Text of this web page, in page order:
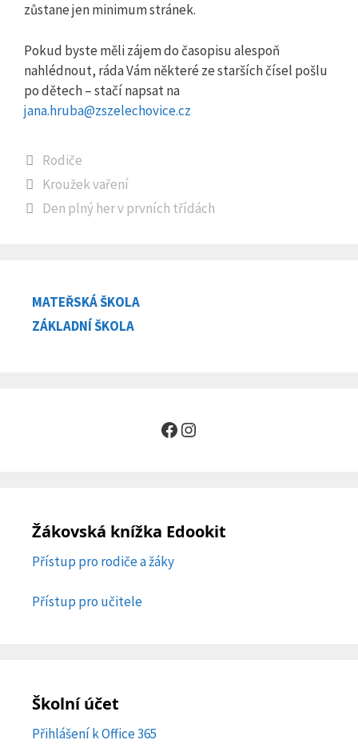
zůstane jen minimum stránek.
Pokud byste měli zájem do časopisu alespoň
nahlédnout, ráda Vám některé ze starších čísel pošlu
po dětech – stačí napsat na
jana.hruba@zszelechovice.cz
Rubriky
Rodiče
Kroužek vaření
Den plný her v prvních třídách
MATEŘSKÁ ŠKOLA
ZÁKLADNÍ ŠKOLA
Facebook
Instagram
Žákovská knížka Edookit
Přístup pro rodiče a žáky
Přístup pro učitele
Školní účet
Přihlášení k Office 365